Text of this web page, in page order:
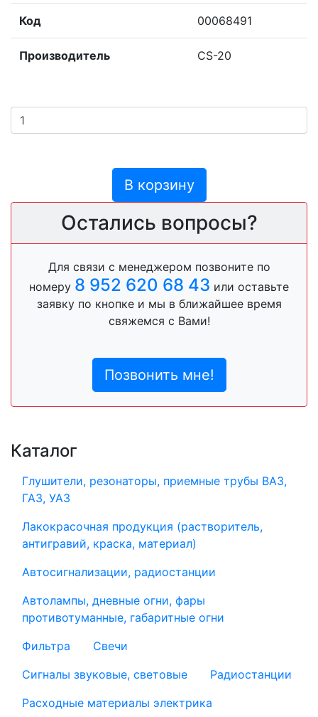
Код 00068491
Производитель CS-20
В корзину
Остались вопросы?
Для связи с менеджером позвоните по
номеру 8 952 620 68 43 или оставьте
заявку по кнопке и мы в ближайшее время
свяжемся с Вами!
Позвонить мне!
Каталог
Глушители, резонаторы, приемные трубы ВАЗ,
ГАЗ, УАЗ
Лакокрасочная продукция (растворитель,
антигравий, краска, материал)
Автосигнализации, радиостанции
Автолампы, дневные огни, фары
противотуманные, габаритные огни
Фильтра
Свечи
Сигналы звуковые, световые
Радиостанции
Расходные материалы электрика